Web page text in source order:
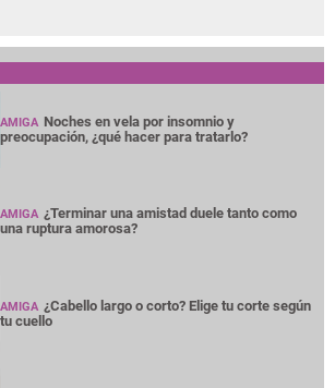
AMIGA Noches en vela por insomnio y
preocupación, ¿qué hacer para tratarlo?
AMIGA ¿Terminar una amistad duele tanto como
una ruptura amorosa?
AMIGA ¿Cabello largo o corto? Elige tu corte según
tu cuello